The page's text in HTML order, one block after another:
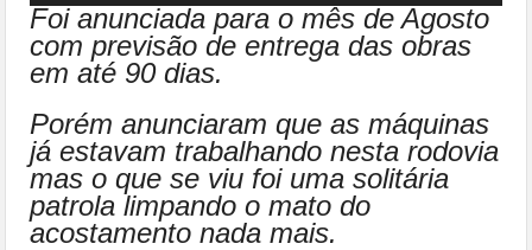
Foi anunciada para o mês de Agosto
com previsão de entrega das obras
em até 90 dias.
Porém anunciaram que as máquinas
já estavam trabalhando nesta rodovia
mas o que se viu foi uma solitária
patrola limpando o mato do
acostamento nada mais.